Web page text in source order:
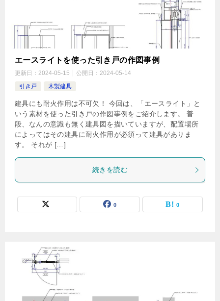
エースライトを使った引き戸の作図事例
更新日： 2024-05-15 公開日： 2024-05-14
引き戸
木製建具
建具にも耐火作用は不可欠！ 今回は、「エースライト」と
いう素材を使った引き戸の作図事例をご紹介します。 普
段、なんの意識も無く建具図を描いていますが、配置場所
によってはその建具に耐火作用が必須って建具がありま
す。 それが […]
続きを読む
0 0